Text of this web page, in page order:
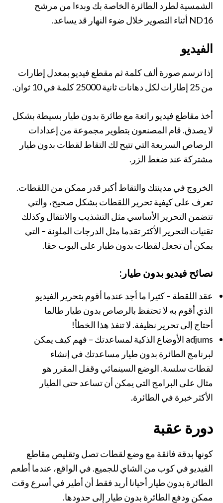
الشمسية لطرد الطائرة الخاصة بك وبدءا من مرشح
ND16 أثناء التصوير خلال ضوء النهار قد يساعد.
الفيديو
إذا ترسم صورة ألف كلمة ثم مقطع فيديو بمعدل إطارات
من 25 إطارات لكل دهانات ثانية 25000 كلمة في 10 ثوان.
أخذ مقاطع فيديو رائعة مع طائرة بدون طيار بسيطة بشكل
لا يصدق. قام المصنعون بتطوير مجموعة من إعدادات
الرصاص السريعة التي تتيح لك التقاط لقطات بدون طيار
مشتركة عند ضغط الزر.
الخروج في مدينتك والتقاط أكبر قدر ممكن من اللقطات.
تعرف على كيفية تحرير اللقطات بشكل صحيح، والتي
تتضمن التحرير الأساسي مثل التشذيب والانتقال وكذلك
تقنيات التحرير الأكثر تقدما مثل الدرجات الملونة – التي
يمكن أن تجعل لقطات بدون طيار على البوب ​​حقا.
نصائح فيديو بدون طيار:
عقد اللقطة – كثيرا ما أجد عندما أقوم بتحرير الفيديو
الذي أقوم به لا تحتفظ بالرصاص بدون طيار طالما
أحتاج إلى تحرير نظيفة. لا تنفذ هذا الخطأ!
adjums الأوضاع الذكية لمساعدتك – فهم كيف يمكن
لبرنامج الطائرة بدون طيار مساعدتك في إنشاء
لقطات سلسة. الوضع السينمائي وقفل المقرر هو
مثال على البرامج التي يمكن أن تساعد حتى الطيار
الأكثر خبرة في الطائرة.
دورة عقبة
كونها بدقة فائقة مع وضع لقطات تصل وتقليص مقاطع
الفيديو في كوب من الشاي للجميع. في الواقع، عندما أطعم
الطائرة بدون طيار أحيانا أريد فقط أن أطير في أسرع وقت
ممكن ودفع الطائرة بدون طيار إلى حدودها.